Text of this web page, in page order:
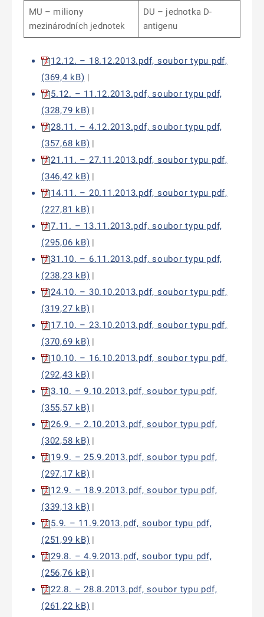
MU – miliony
mezinárodních jednotek
DU – jednotka D-
antigenu
12.12. – 18.12.2013.pdf, soubor typu pdf,
(369,4 kB) |
5.12. – 11.12.2013.pdf, soubor typu pdf,
(328,79 kB) |
28.11. – 4.12.2013.pdf, soubor typu pdf,
(357,68 kB) |
21.11. – 27.11.2013.pdf, soubor typu pdf,
(346,42 kB) |
14.11. – 20.11.2013.pdf, soubor typu pdf,
(227,81 kB) |
7.11. – 13.11.2013.pdf, soubor typu pdf,
(295,06 kB) |
31.10. – 6.11.2013.pdf, soubor typu pdf,
(238,23 kB) |
24.10. – 30.10.2013.pdf, soubor typu pdf,
(319,27 kB) |
17.10. – 23.10.2013.pdf, soubor typu pdf,
(370,69 kB) |
10.10. – 16.10.2013.pdf, soubor typu pdf,
(292,43 kB) |
3.10. – 9.10.2013.pdf, soubor typu pdf,
(355,57 kB) |
26.9. – 2.10.2013.pdf, soubor typu pdf,
(302,58 kB) |
19.9. – 25.9.2013.pdf, soubor typu pdf,
(297,17 kB) |
12.9. – 18.9.2013.pdf, soubor typu pdf,
(339,13 kB) |
5.9. – 11.9.2013.pdf, soubor typu pdf,
(251,99 kB) |
29.8. – 4.9.2013.pdf, soubor typu pdf,
(256,76 kB) |
22.8. – 28.8.2013.pdf, soubor typu pdf,
(261,22 kB) |